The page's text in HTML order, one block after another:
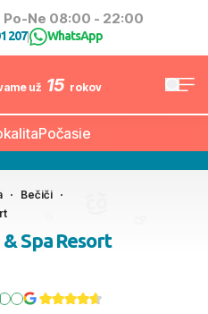
Po-Ne 08:00 - 22:00
207| WhatsApp
už 15 rokov
Počasie
Bečiči
Spa Resort